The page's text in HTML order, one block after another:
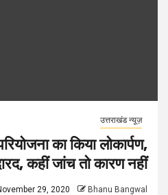
उत्तराखंड न्यूज़
का किया लोकार्पण,
कहीं जांच तो कारण नहीं
29, 2020 Bhanu Bangwal